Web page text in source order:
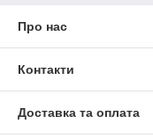
Про нас
Контакти
Доставка та оплата